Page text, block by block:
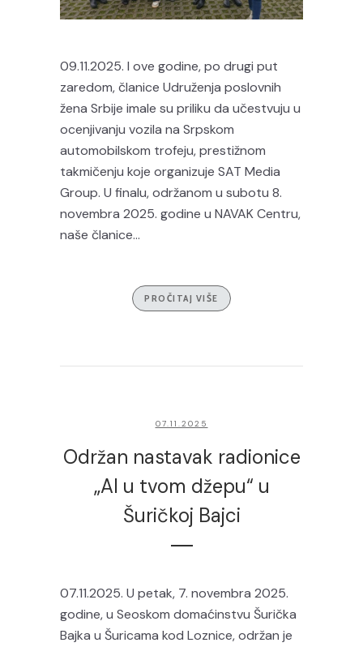
09.11.2025. I ove godine, po drugi put
zaredom, članice Udruženja poslovnih
žena Srbije imale su priliku da učestvuju u
ocenjivanju vozila na Srpskom
automobilskom trofeju, prestižnom
takmičenju koje organizuje SAT Media
Group. U finalu, održanom u subotu 8.
novembra 2025. godine u NAVAK Centru,
naše članice...
PROČITAJ VIŠE
07.11.2025
Održan nastavak radionice
„AI u tvom džepu“ u
Šuričkoj Bajci
07.11.2025. U petak, 7. novembra 2025.
godine, u Seoskom domaćinstvu Šurička
Bajka u Šuricama kod Loznice, održan je